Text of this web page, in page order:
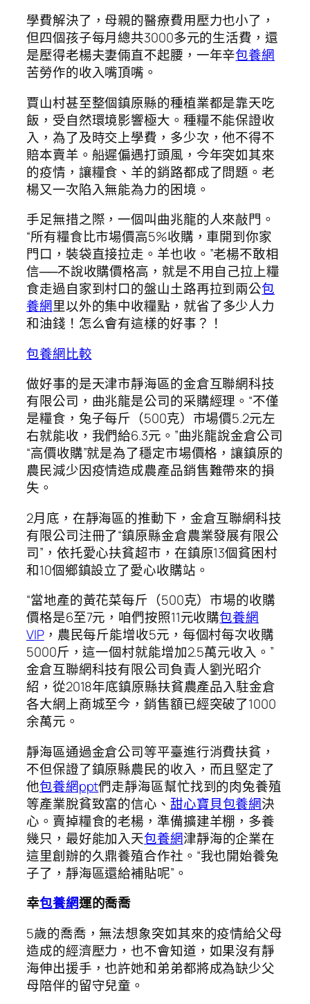
學費解決了，母親的醫療費用壓力也小了，
但四個孩子每月總共3000多元的生活費，還
是壓得老楊夫妻倆直不起腰，一年辛包養網
苦勞作的收入嘴頂嘴。
賈山村甚至整個鎮原縣的種植業都是靠天吃
飯，受自然環境影響極大。種糧不能保證收
入，為了及時交上學費，多少次，他不得不
賠本賣羊。船遲偏遇打頭風，今年突如其來
的疫情，讓糧食、羊的銷路都成了問題。老
楊又一次陷入無能為力的困境。
手足無措之際，一個叫曲兆龍的人來敲門。
“所有糧食比市場價高5%收購，車開到你家
門口，裝袋直接拉走。羊也收。”老楊不敢相
信──不說收購價格高，就是不用自己拉上糧
食走過自家到村口的盤山土路再拉到兩公包
養網里以外的集中收糧點，就省了多少人力
和油錢！怎么會有這樣的好事？！
包養網比較
做好事的是天津市靜海區的金倉互聯網科技
有限公司，曲兆龍是公司的采購經理。“不僅
是糧食，兔子每斤（500克）市場價5.2元左
右就能收，我們給6.3元。”曲兆龍說金倉公司
“高價收購”就是為了穩定市場價格，讓鎮原的
農民減少因疫情造成農產品銷售難帶來的損
失。
2月底，在靜海區的推動下，金倉互聯網科技
有限公司注冊了“鎮原縣金倉農業發展有限公
司”，依托愛心扶貧超市，在鎮原13個貧困村
和10個鄉鎮設立了愛心收購站。
“當地產的黃花菜每斤（500克）市場的收購
價格是6至7元，咱們按照11元收購包養網
VIP，農民每斤能增收5元，每個村每次收購
5000斤，這一個村就能增加2.5萬元收入。”
金倉互聯網科技有限公司負責人劉光昭介
紹，從2018年底鎮原縣扶貧農產品入駐金倉
各大網上商城至今，銷售額已經突破了1000
余萬元。
靜海區通過金倉公司等平臺進行消費扶貧，
不但保證了鎮原縣農民的收入，而且堅定了
他包養網ppt們走靜海區幫忙找到的肉兔養殖
等產業脫貧致富的信心、 甜心寶貝包養網決
心。賣掉糧食的老楊，準備擴建羊棚，多養
幾只，最好能加入天包養網津靜海的企業在
這里創辦的久鼎養殖合作社。“我也開始養兔
子了，靜海區還給補貼呢”。
幸包養網運的喬喬
5歲的喬喬，無法想象突如其來的疫情給父母
造成的經濟壓力，也不會知道，如果沒有靜
海伸出援手，也許她和弟弟都將成為缺少父
母陪伴的留守兒童。